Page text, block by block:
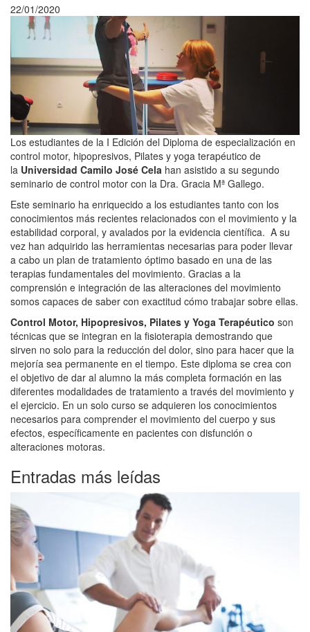
22/01/2020
Los estudiantes de la I Edición del Diploma de especialización en
control motor, hipopresivos, Pilates y yoga terapéutico de
la Universidad Camilo José Cela han asistido a su segundo
seminario de control motor con la Dra. Gracia Mª Gallego.
Este seminario ha enriquecido a los estudiantes tanto con los
conocimientos más recientes relacionados con el movimiento y la
estabilidad corporal, y avalados por la evidencia científica. A su
vez han adquirido las herramientas necesarias para poder llevar
a cabo un plan de tratamiento óptimo basado en una de las
terapias fundamentales del movimiento. Gracias a la
comprensión e integración de las alteraciones del movimiento
somos capaces de saber con exactitud cómo trabajar sobre ellas.
Control Motor, Hipopresivos, Pilates y Yoga Terapéutico son
técnicas que se integran en la fisioterapia demostrando que
sirven no solo para la reducción del dolor, sino para hacer que la
mejoría sea permanente en el tiempo. Este diploma se crea con
el objetivo de dar al alumno la más completa formación en las
diferentes modalidades de tratamiento a través del movimiento y
el ejercicio. En un solo curso se adquieren los conocimientos
necesarios para comprender el movimiento del cuerpo y sus
efectos, específicamente en pacientes con disfunción o
alteraciones motoras.
Entradas más leídas